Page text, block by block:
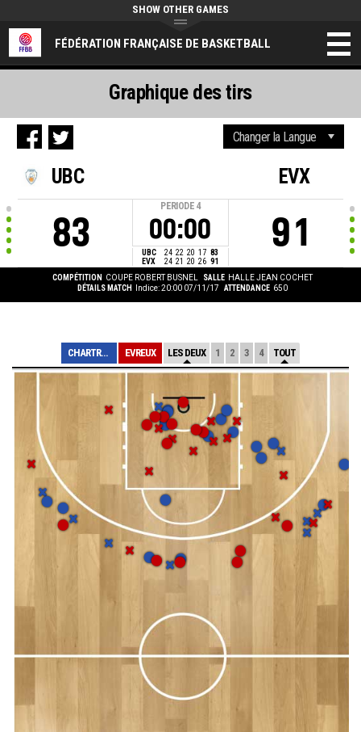
FÉDÉRATION FRANÇAISE DE BASKETBALL
SHOW OTHER GAMES
UBC
83
PERIODE 4
00:00
UBC 24 22 20 17 83
EVX
24 21 20 26 91
EVX
91
COMPÉTITION COUPE ROBERT BUSNEL SALLE HALLE JEAN COCHET
DÉTAILS MATCH
Indice: 20:00 07/11/17 ATTENDANCE 650
Graphique des tirs
CHARTRES EVREUX LES DEUX 1 2 3 4 TOUT